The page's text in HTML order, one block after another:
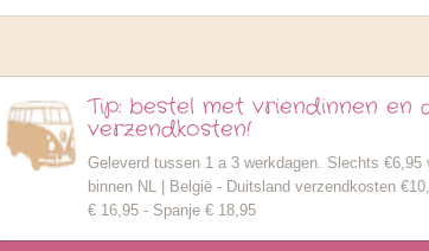
Tip: bestel met vriendinnen en
verzendkosten!
Geleverd tussen 1 a 3 werkdagen. Slechts €6,95
binnen NL | België - Duitsland verzendkosten
€ 16,95 - Spanje € 18,95